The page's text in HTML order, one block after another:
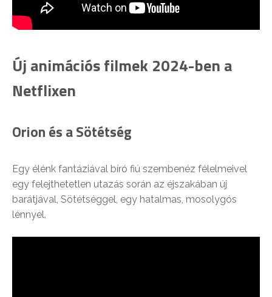
Új animációs filmek 2024-ben a
Netflixen
Orion és a Sötétség
Egy élénk fantáziával bíró fiú szembenéz félelmeivel
egy felejthetetlen utazás során az éjszakában új
barátjával, Sötétséggel, egy hatalmas, mosolygós
lénnyel.